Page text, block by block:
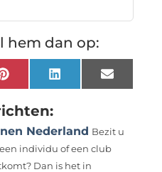
hem dan op:
PinterestLinkedInEmail
Nederland Bezit u
individu of een club
Dan is het in